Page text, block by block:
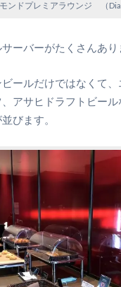
ンドプレミアラウンジ （
ーバーがたくさんあり
ールだけではなくて
アサヒドラフトビー
びます。